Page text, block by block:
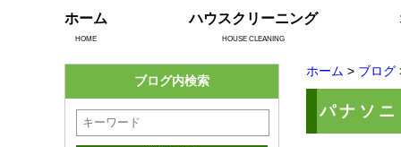
ホーム
HOME
ハウスクリーニング
HOUSE CLEANING
ホーム > ブログ
パナソ
ブログ内検索